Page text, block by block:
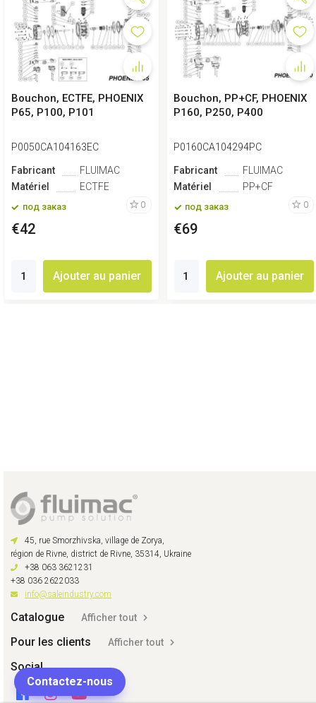
Bouchon, ECTFE, PHOENIX
P65, P100, P101
P0050CA104163EC
Fabricant
FLUIMAC
Matériel
ECTFE
под заказ 0
€42
Ajouter au panier
Bouchon, PP+CF, PHOENIX
P160, P250, P400
P0160CA104294PC
Fabricant
FLUIMAC
Matériel
PP+CF
под заказ 0
€69
Ajouter au panier
45, rue Smorzhivska, village de Zorya,
région de Rivne, district de Rivne, 35314, Ukraine
+38 063 3621231
+38 036 2622033
info@saleindustry.com
Catalogue Afficher tout
Pour les clients Afficher tout
Social
Contactez-nous